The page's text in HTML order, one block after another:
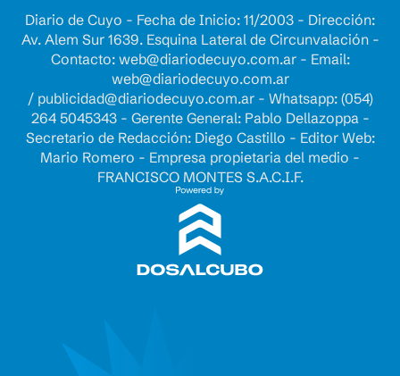
Diario de Cuyo - Fecha de Inicio: 11/2003 - Dirección:
Av. Alem Sur 1639. Esquina Lateral de Circunvalación -
Contacto: web@diariodecuyo.com.ar- Email:
web@diariodecuyo.com.ar
/ publicidad@diariodecuyo.com.ar- Whatsapp: (054)
264 5045343 - Gerente General: Pablo Dellazoppa -
Secretario de Redacción: Diego Castillo - Editor Web:
Mario Romero - Empresa propietaria del medio -
FRANCISCO MONTES S.A.C.I.F.